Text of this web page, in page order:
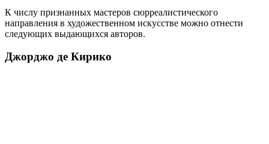
К числу признанных мастеров сюрреалистического
направления в художественном искусстве можно отнести
следующих выдающихся авторов.
Джорджо де Кирико